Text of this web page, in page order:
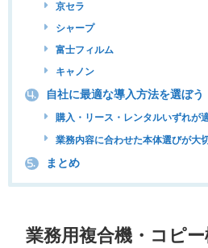
京セラ
シャープ
富士フィルム
キャノン
4. 自社に最適な導入方法を選ぼう
購入・リース・レンタルいずれが
業務内容に合わせた本体選びが大切
5. まとめ
業務用複合機・コピ